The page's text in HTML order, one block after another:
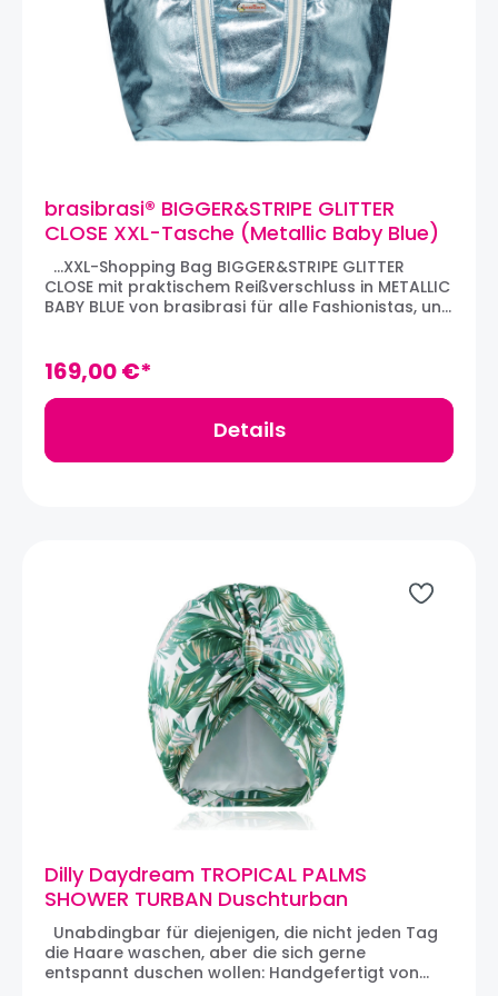
brasibrasi® BIGGER&STRIPE GLITTER
CLOSE XXL-Tasche (Metallic Baby Blue)
...XXL-Shopping Bag BIGGER&STRIPE GLITTER
CLOSE mit praktischem Reißverschluss in METALLIC
BABY BLUE von brasibrasi für alle Fashionistas, und
Design machen diesen Einkaufsriesen zum idealen
Begleiter, ob zu Hause oder auf Reisen, bei der
Arbeit oder in der Freizeit. Ein absolutes Must-
Have! Die Tasche verfügt über vier
verstärkte Henkel in zwei Längen, ist sehr robust
und komplett - in shocking pink - gefüttert.
169,00 €*
Details
Dilly Daydream TROPICAL PALMS
SHOWER TURBAN Duschturban
Unabdingbar für diejenigen, die nicht jeden Tag
die Haare waschen, aber die sich gerne
entspannt duschen wollen: Handgefertigt von